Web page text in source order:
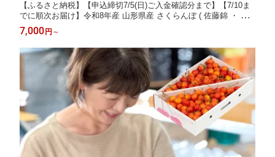
【ふるさと納税】【申込締切7/5(日)ご入金確認分まで】【7/10ま
でに順次お届け】令和8年産 山形県産 さくらんぼ ( 佐藤錦 ・ 紅
秀峰 ) ※不在日連絡は備考欄にて※ 秀品 L以上 選べる 300g ・ 50
0g ・ 700g ・ 1kg 【2026年6月下旬から7月上旬】 贈答用 ギフト
お中元 大粒
7,000 円 ～